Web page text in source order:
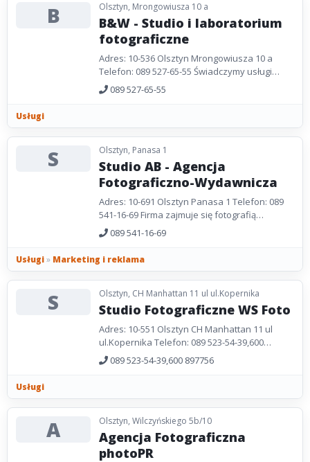
B Olsztyn, Mrongowiusza 10 a
B&W - Studio i laboratorium
fotograficzne
Adres: 10-536 Olsztyn Mrongowiusza 10 a
Telefon: 089 527-65-55 Świadczymy usługi
głównie w zakresie fotografii ślubnej w
pełnym wymiarze....
089 527-65-55
Usługi
S Olsztyn, Panasa 1
Studio AB - Agencja
Fotograficzno-Wydawnicza
Adres: 10-691 Olsztyn Panasa 1 Telefon: 089
541-16-69 Firma zajmuje się fotografią
reklamową i użytkową, wydawnictwami
reklamowymi, obróbką...
089 541-16-69
Usługi» Marketing i reklama
S Olsztyn, CH Manhattan 11 ul ul.Kopernika
Studio Fotograficzne WS Foto
Adres: 10-551 Olsztyn CH Manhattan 11 ul
ul.Kopernika Telefon: 089 523-54-39,600
897756 Studio wykonuje fotografię
artystyczną,ślubną, portretową...
089 523-54-39,600 897756
Usługi
A Olsztyn, Wilczyńskiego 5b/10
Agencja Fotograficzna
photoPR